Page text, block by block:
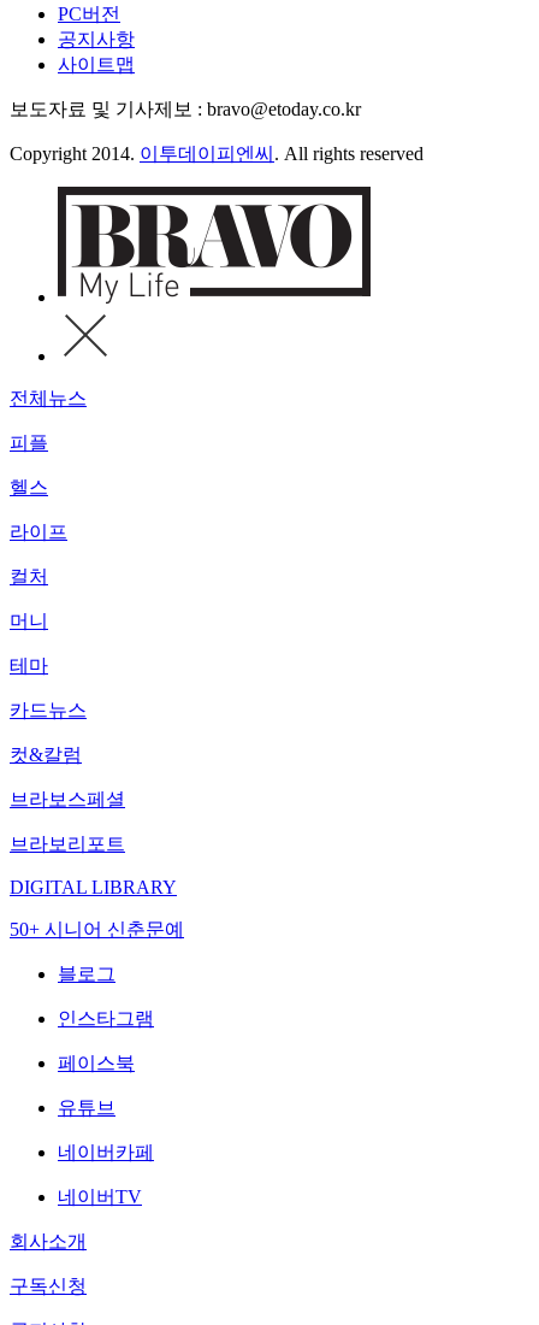
PC버전
공지사항
사이트맵
보도자료 및 기사제보 : bravo@etoday.co.kr
Copyright 2014. 이투데이피엔씨 . All rights reserved
전체뉴스
피플
헬스
라이프
컬처
머니
테마
카드뉴스
컷&칼럼
브라보스페셜
브라보리포트
DIGITAL LIBRARY
50+ 시니어 신춘문예
블로그
인스타그램
페이스북
유튜브
네이버카페
네이버TV
회사소개
구독신청